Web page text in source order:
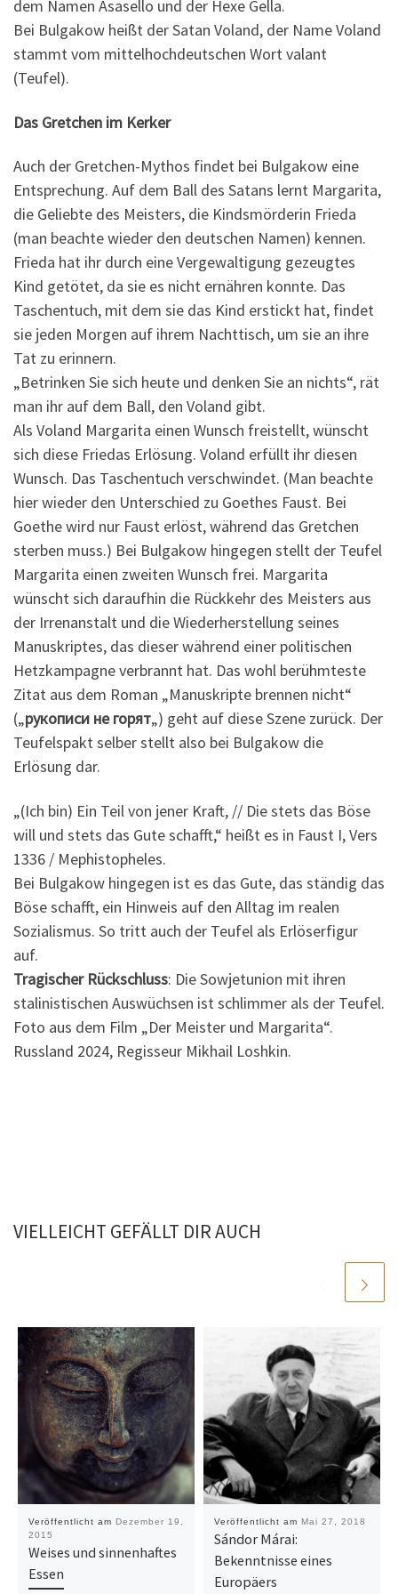
dem Namen Asasello und der Hexe Gella.
Bei Bulgakow heißt der Satan Voland, der Name Voland
stammt vom mittelhochdeutschen Wort valant
(Teufel).
Das Gretchen im Kerker
Auch der Gretchen-Mythos findet bei Bulgakow eine
Entsprechung. Auf dem Ball des Satans lernt Margarita,
die Geliebte des Meisters, die Kindsmörderin Frieda
(man beachte wieder den deutschen Namen) kennen.
Frieda hat ihr durch eine Vergewaltigung gezeugtes
Kind getötet, da sie es nicht ernähren konnte. Das
Taschentuch, mit dem sie das Kind erstickt hat, findet
sie jeden Morgen auf ihrem Nachttisch, um sie an ihre
Tat zu erinnern.
„Betrinken Sie sich heute und denken Sie an nichts“, rät
man ihr auf dem Ball, den Voland gibt.
Als Voland Margarita einen Wunsch freistellt, wünscht
sich diese Friedas Erlösung. Voland erfüllt ihr diesen
Wunsch. Das Taschentuch verschwindet. (Man beachte
hier wieder den Unterschied zu Goethes Faust. Bei
Goethe wird nur Faust erlöst, während das Gretchen
sterben muss.) Bei Bulgakow hingegen stellt der Teufel
Margarita einen zweiten Wunsch frei. Margarita
wünscht sich daraufhin die Rückkehr des Meisters aus
der Irrenanstalt und die Wiederherstellung seines
Manuskriptes, das dieser während einer politischen
Hetzkampagne verbrannt hat. Das wohl berühmteste
Zitat aus dem Roman „Manuskripte brennen nicht“
(„рукописи не горят„) geht auf diese Szene zurück. Der
Teufelspakt selber stellt also bei Bulgakow die
Erlösung dar.
„(Ich bin) Ein Teil von jener Kraft, // Die stets das Böse
will und stets das Gute schafft,“ heißt es in Faust I, Vers
1336 / Mephistopheles.
Bei Bulgakow hingegen ist es das Gute, das ständig das
Böse schafft, ein Hinweis auf den Alltag im realen
Sozialismus. So tritt auch der Teufel als Erlöserfigur
auf.
Tragischer Rückschluss: Die Sowjetunion mit ihren
stalinistischen Auswüchsen ist schlimmer als der Teufel.
Foto aus dem Film „Der Meister und Margarita“.
Russland 2024, Regisseur Mikhail Loshkin.
VIELLEICHT GEFÄLLT DIR AUCH
Veröffentlicht am Dezember 19,
2015
Weises und sinnenhaftes
Essen
Veröffentlicht am Mai 27, 2018
Sándor Márai:
Bekenntnisse eines
Europäers